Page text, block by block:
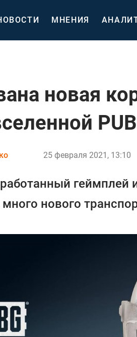
МНЕНИЯ
новая
25 февраля 2021, 13:10
геймплей
нового